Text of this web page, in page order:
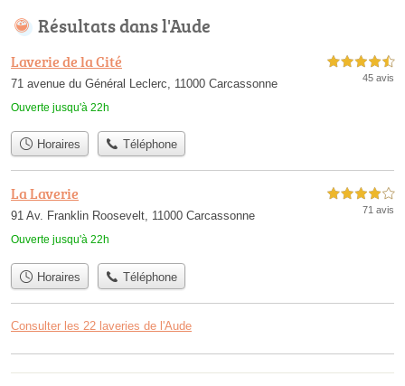
Résultats dans l'Aude
Laverie de la Cité
71 avenue du Général Leclerc, 11000 Carcassonne
Ouverte jusqu'à 22h
4,5 étoiles sur 5
45 avis
Horaires Téléphone
La Laverie
91 Av. Franklin Roosevelt, 11000 Carcassonne
Ouverte jusqu'à 22h
4,0 étoiles sur 5
71 avis
Horaires Téléphone
Consulter les 22 laveries de l'Aude